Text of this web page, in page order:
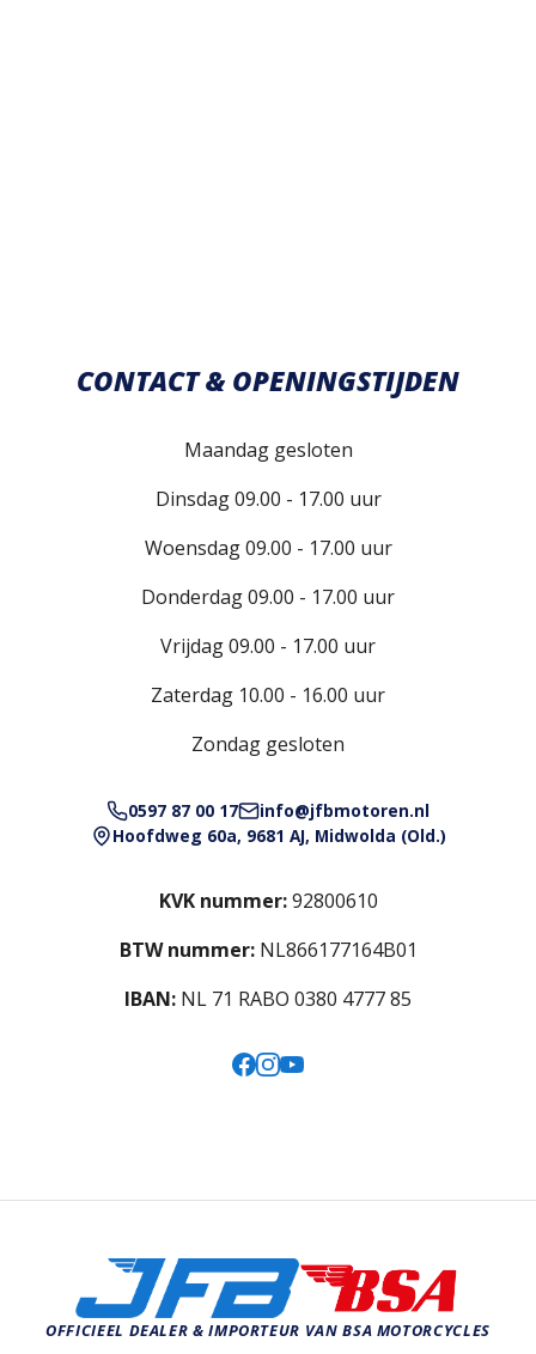
CONTACT & OPENINGSTIJDEN
Maandag gesloten
Dinsdag 09.00 - 17.00 uur
Woensdag 09.00 - 17.00 uur
Donderdag 09.00 - 17.00 uur
Vrijdag 09.00 - 17.00 uur
Zaterdag 10.00 - 16.00 uur
Zondag gesloten
0597 87 00 17
info@jfbmotoren.nl
Hoofdweg 60a, 9681 AJ, Midwolda (Old.)
KVK nummer:92800610
BTW nummer:NL866177164B01
IBAN: NL 71 RABO 0380 4777 85
OFFICIEEL DEALER & IMPORTEUR VAN BSA MOTORCYCLES